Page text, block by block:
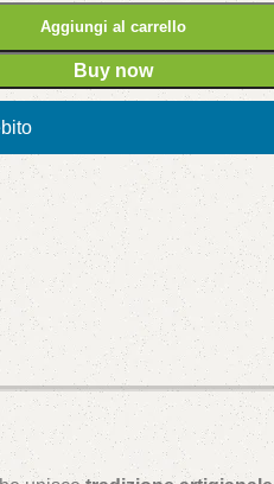
Aggiungi al carrello
Buy now